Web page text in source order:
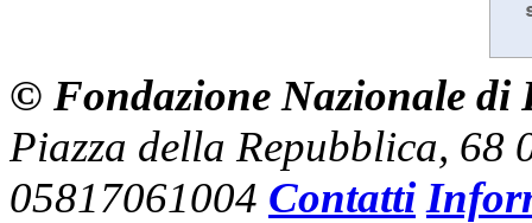
© Fondazione Nazionale di
Piazza della Repubblica, 68
05817061004 Contatti